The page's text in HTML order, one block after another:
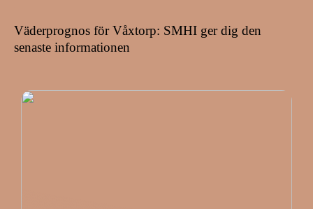
Väderprognos för Våxtorp: SMHI ger dig den
senaste informationen